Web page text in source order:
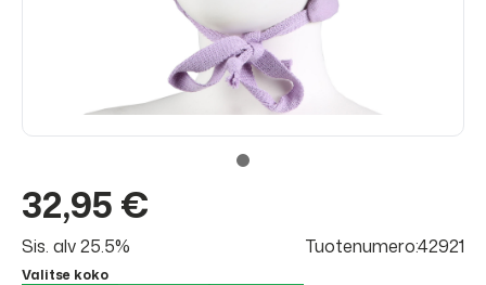
32,95 €
Sis. alv 25.5% Tuotenumero:42921
Valitse koko